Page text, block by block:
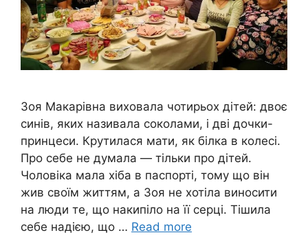
Зоя Макарівна виховала чотирьох дітей: двоє
синів, яких називала соколами, і дві дочки-
принцеси. Крутилася мати, як білка в колесі.
Про себе не думала — тільки про дітей.
Чоловіка мала хіба в паспорті, тому що він
жив своїм життям, а Зоя не хотіла виносити
на люди те, що накипіло на її серці. Тішила
себе надією, що … Read more